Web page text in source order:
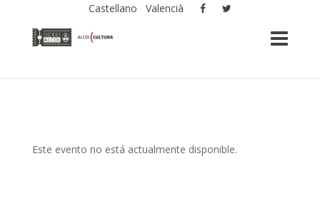
Castellano Valencià
Este evento no está actualmente disponible.